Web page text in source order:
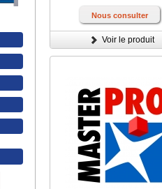
Nous consulter
Voir le produit